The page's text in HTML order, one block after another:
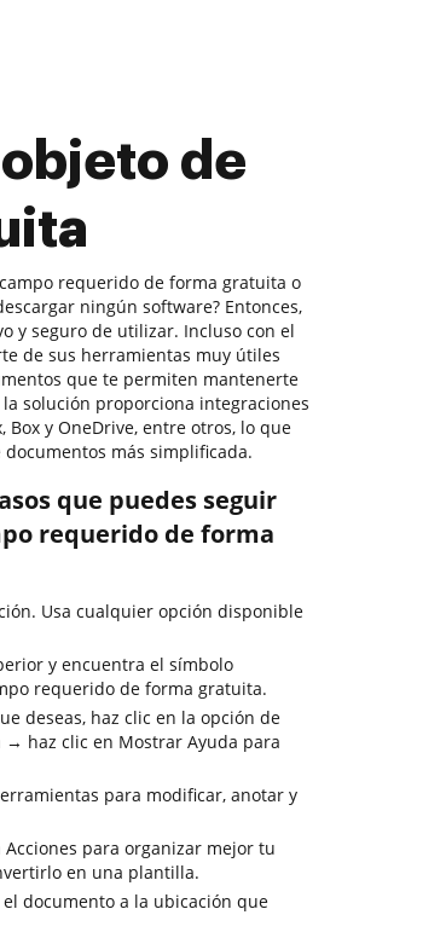
de
requerido de forma gratuita o
ningún software? Entonces,
y seguro de utilizar. Incluso con el
de sus herramientas muy útiles
que te permiten mantenerte
solución proporciona integraciones
Box y OneDrive, entre otros, lo que
más simplificada.
que puedes seguir
requerido de forma
Usa cualquier opción disponible
y encuentra el símbolo
requerido de forma gratuita.
deseas, haz clic en la opción de
haz clic en Mostrar Ayuda para
para modificar, anotar y
para organizar mejor tu
en una plantilla.
documento a la ubicación que